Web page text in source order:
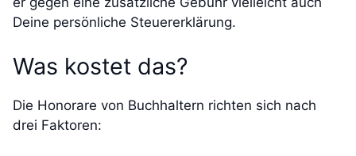
Deine persönliche Steuererklärung.
Was kostet das?
Die Honorare von Buchhaltern richten sich nach
drei Faktoren: